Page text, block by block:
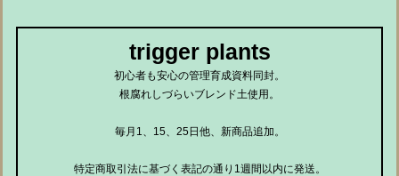
trigger plants
初心者も安心の管理育成資料同封。
根腐れしづらいブレンド土使用。
毎月1、15、25日他、新商品追加。
特定商取引法に基づく表記の通り1週間以内に発送。